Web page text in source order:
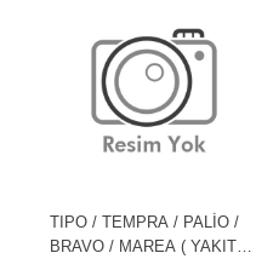
TIPO / TEMPRA / PALİO /
BRAVO / MAREA ( YAKIT